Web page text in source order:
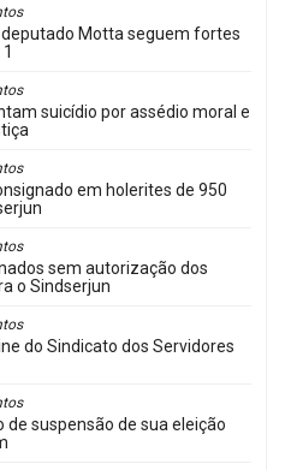
Motta seguem fortes
suicídio por assédio moral e
em holerites de 950
sem autorização dos
o Sindserjun
do Sindicato dos Servidores
suspensão de sua eleição